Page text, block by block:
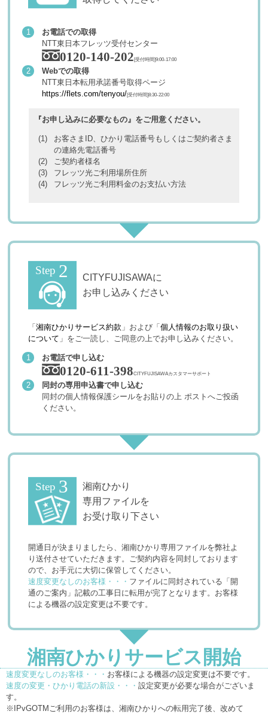
お電話での取得
NTT東日本フレッツ受付センター
0120-140-202[受付時間]9:00-17:00
Webでの取得
NTT東日本転用承諾番号取得ページ
https://flets.com/tenyou/[受付時間]8:30-22:00
『お申し込みに必要なもの』をご用意ください。
お客さまID、ひかり電話番号もしくはご契約者さま
の連絡先電話番号
ご契約者様名
フレッツ光ご利用場所住所
フレッツ光ご利用料金のお支払い方法
CITYFUJISAWAに
お申し込みください
「湘南ひかりサービス約款 」および「個人情報のお取り扱い
について 」をご一読し、ご同意の上でお申し込みください。
お電話で申し込む
0120-611-398CITYFUJISAWAカスタマーサポート
同封の専用申込書で申し込む
同封の個人情報保護シールをお貼りの上 ポストへご投函
ください。
湘南ひかり
専用ファイルを
お受け取り下さい
開通日が決まりましたら、湘南ひかり専用ファイルを弊社よ
り送付させていただきます。ご契約内容を同封しております
ので、お手元に大切に保管してください。
速度変更なしのお客様・・・ ファイルに同封されている「開
通のご案内」記載の工事日に転用が完了となります。お客様
による機器の設定変更は不要です。
湘南ひかりサービス開始
速度変更なしのお客様・・・ お客様による機器の設定変更は不要です。
速度の変更 ・ひかり電話の新設・・・ 設定変更が必要な場合がございま
す。
※IPvGOTMご利用のお客様は、湘南ひかりへの転用完了後、改めて